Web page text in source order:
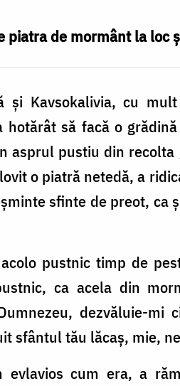
piatra de mormânt la loc
şi Kavsokalivia, cu
să facă o
asprul pustiu din
o piatră netedă, a
sfinte de preot,
pustnic timp de
ca acela din
dezvăluie-
sfântul tău lăcaş, mie,
evlavios cum era, a